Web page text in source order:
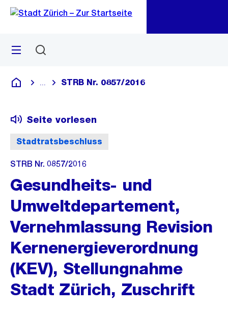
Navigation
Sprunglink
Menü
Deutsch
Blende alle Breadcrumbs ein
STRB Nr. 0857/2016
Stadtratsbeschluss
Seite vorlesen
STRB Nr. 0857/2016
Gesundheits- und
Umweltdepartement,
Vernehmlassung Revision
Kernenergieverordnung
(KEV), Stellungnahme
Stadt Zürich, Zuschrift